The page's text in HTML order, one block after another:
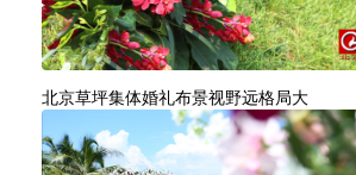
北京草坪集体婚礼布景视野远格局大